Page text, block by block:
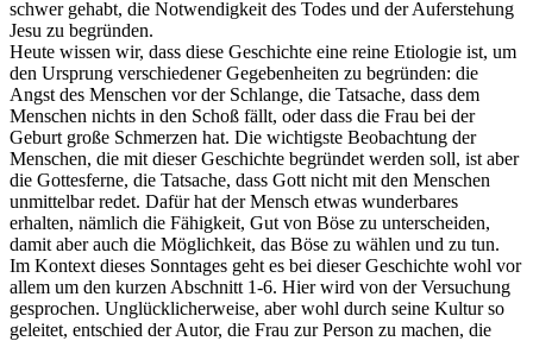
schwer gehabt, die Notwendigkeit des Todes und der Auferstehung
Jesu zu begründen.
Heute wissen wir, dass diese Geschichte eine reine Etiologie ist, um
den Ursprung verschiedener Gegebenheiten zu begründen: die
Angst des Menschen vor der Schlange, die Tatsache, dass dem
Menschen nichts in den Schoß fällt, oder dass die Frau bei der
Geburt große Schmerzen hat. Die wichtigste Beobachtung der
Menschen, die mit dieser Geschichte begründet werden soll, ist aber
die Gottesferne, die Tatsache, dass Gott nicht mit den Menschen
unmittelbar redet. Dafür hat der Mensch etwas wunderbares
erhalten, nämlich die Fähigkeit, Gut von Böse zu unterscheiden,
damit aber auch die Möglichkeit, das Böse zu wählen und zu tun.
Im Kontext dieses Sonntages geht es bei dieser Geschichte wohl vor
allem um den kurzen Abschnitt 1-6. Hier wird von der Versuchung
gesprochen. Unglücklicherweise, aber wohl durch seine Kultur so
geleitet, entschied der Autor, die Frau zur Person zu machen, die